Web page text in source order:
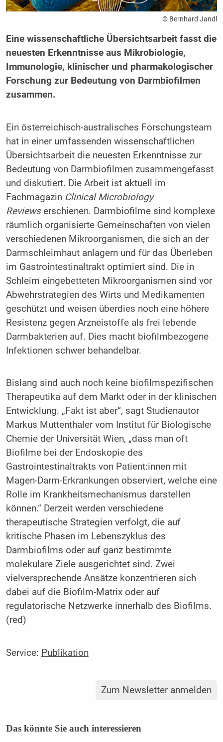
© Bernhard Jandl
Eine wissenschaftliche Übersichtsarbeit fasst die
neuesten Erkenntnisse aus Mikrobiologie,
Immunologie, klinischer und pharmakologischer
Forschung zur Bedeutung von Darmbiofilmen
zusammen.
Ein österreichisch-australisches Forschungsteam
hat in einer umfassenden wissenschaftlichen
Übersichtsarbeit die neuesten Erkenntnisse zur
Bedeutung von Darmbiofilmen zusammengefasst
und diskutiert. Die Arbeit ist aktuell im
Fachmagazin Clinical Microbiology
Reviews erschienen. Darmbiofilme sind komplexe
räumlich organisierte Gemeinschaften von vielen
verschiedenen Mikroorganismen, die sich an der
Darmschleimhaut anlagern und für das Überleben
im Gastrointestinaltrakt optimiert sind. Die in
Schleim eingebetteten Mikroorganismen sind vor
Abwehrstrategien des Wirts und Medikamenten
geschützt und weisen überdies noch eine höhere
Resistenz gegen Arzneistoffe als frei lebende
Darmbakterien auf. Dies macht biofilmbezogene
Infektionen schwer behandelbar.
Bislang sind auch noch keine biofilmspezifischen
Therapeutika auf dem Markt oder in der klinischen
Entwicklung. „Fakt ist aber“, sagt Studienautor
Markus Muttenthaler vom Institut für Biologische
Chemie der Universität Wien, „dass man oft
Biofilme bei der Endoskopie des
Gastrointestinaltrakts von Patient:innen mit
Magen-Darm-Erkrankungen observiert, welche eine
Rolle im Krankheitsmechanismus darstellen
können.“ Derzeit werden verschiedene
therapeutische Strategien verfolgt, die auf
kritische Phasen im Lebenszyklus des
Darmbiofilms oder auf ganz bestimmte
molekulare Ziele ausgerichtet sind. Zwei
vielversprechende Ansätze konzentrieren sich
dabei auf die Biofilm-Matrix oder auf
regulatorische Netzwerke innerhalb des Biofilms.
(red)
Service: Publikation
Zum Newsletter anmelden
Das könnte Sie auch interessieren